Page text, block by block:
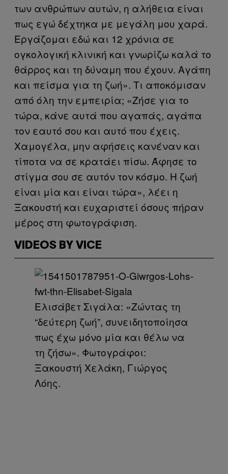
των ανθρώπων αυτών, η αλήθεια είναι
πως εγώ δέχτηκα με μεγάλη μου χαρά.
Εργάζομαι εδώ και 12 χρόνια σε
ογκολογική κλινική και γνωρίζω καλά το
θάρρος και τη δύναμη που έχουν. Αγάπη
και πείσμα για τη ζωή». Τι αποκόμισαν
από όλη την εμπειρία; «Ζήσε για το
τώρα, κάνε αυτά που αγαπάς, αγάπα
τον εαυτό σου και αυτό που έχεις.
Χαμογέλα, μην αφήσεις κανέναν και
τίποτα να σε κρατάει πίσω. Άφησε το
στίγμα σου σε αυτόν τον κόσμο. Η ζωή
είναι μία και είναι τώρα», λέει η
Ξακουστή και ευχαριστεί όσους πήραν
μέρος στη φωτογράφιση.
VIDEOS BY VICE
Ελισάβετ Σιγάλα: «Ζώντας τη
“δεύτερη ζωή”, συνειδητοποίησα
πως έχω μόνο μία και θέλω να
τη ζήσω». Φωτογράφοι:
Ξακουστή Χελάκη, Γιώργος
Λόης.